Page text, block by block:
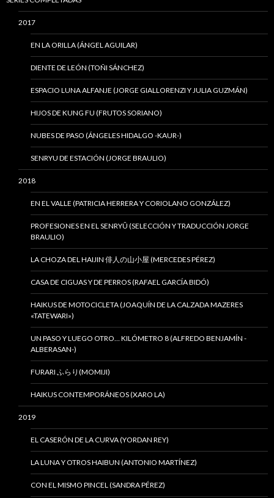
2017
EN LA ORILLA (ÁNGEL AGUILAR)
DIENTE DE LEÓN (TOÑI SÁNCHEZ)
ESPACIO LUNA ALFANJE (JORGE GIALLORENZI Y JULIA GUZMÁN)
HIJOS DE KUNG FU (FRUTOS SORIANO)
NUBES DE PASO (ÁNGELES HIDALGO -KAUR-)
SENRYU DE ESTACIÓN (JORGE BRAULIO)
2018
EN EL VALLE (PATRICIA HERRERA Y CORIOLANO GONZÁLEZ)
PROFESIONES EN EL SENRYÛ (SELECCIÓN Y TRADUCCIÓN JORGE
BRAULIO)
LA CHOZA DEL HAIJIN 俳人の山小屋 (MERCEDES PÉREZ)
CASA DE CIGUAS Y DE PERROS (RAFAEL GARCÍA BIDÓ)
HAIKUS DE MOTOCICLETA (JOAQUÍN DE LA CALZADA MAZERES
«TATEWARI»)
UN PASO Y LUEGO OTRO… KILÓMETRO 8 (ALFREDO BENJAMÍN -
ALBERASAN-)
FURARI ふらり(MOMIJI)
HAIKUS CONTEMPORÁNEOS (XARO LA)
2019
EL CASERÓN DE LA CURVA (YORDAN REY)
LA LUNA Y OTROS HAIBUN (ANTONIO MARTÍNEZ)
CON EL MISMO PINCEL (SANDRA PÉREZ)